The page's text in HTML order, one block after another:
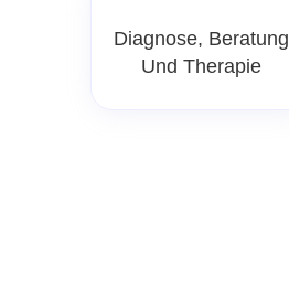
Diagnose, Beratung
Und Therapie